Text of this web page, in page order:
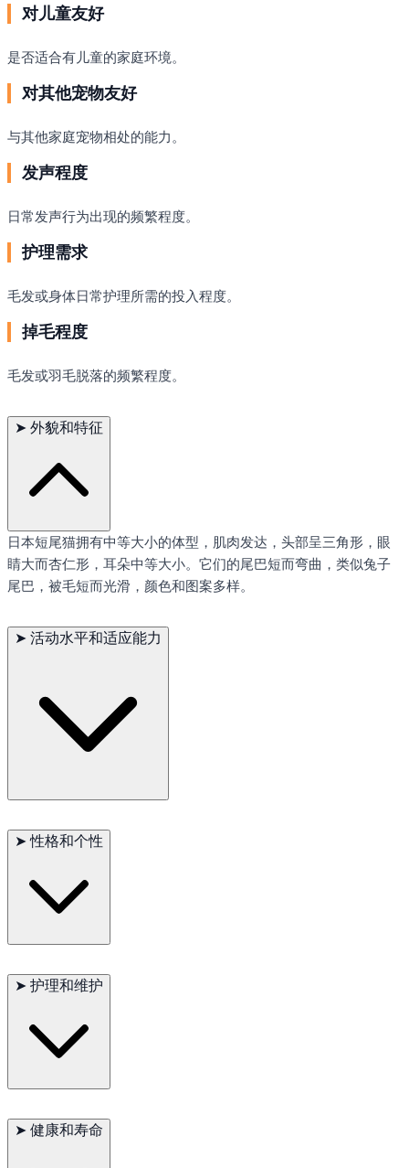
对儿童友好
是否适合有儿童的家庭环境。
对其他宠物友好
与其他家庭宠物相处的能力。
发声程度
日常发声行为出现的频繁程度。
护理需求
毛发或身体日常护理所需的投入程度。
掉毛程度
毛发或羽毛脱落的频繁程度。
➤ 外貌和特征
日本短尾猫拥有中等大小的体型，肌肉发达，头部呈三角形，眼
睛大而杏仁形，耳朵中等大小。它们的尾巴短而弯曲，类似兔子
尾巴，被毛短而光滑，颜色和图案多样。
➤ 活动水平和适应能力
快速适应新环境和新面孔。日本短尾猫需要大量的活动和精神刺
➤ 性格和个性
诚，喜欢与主人互动，但也能独自娱乐。日本短尾猫喜欢探索和
➤ 护理和维护
它们通常健康，但定期的兽医检查是保持其健康的关键。提供均
➤ 健康和寿命